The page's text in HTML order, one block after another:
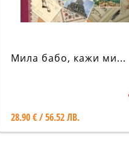
Мила бабо, кажи ми...
28.90 € / 56.52 ЛВ.